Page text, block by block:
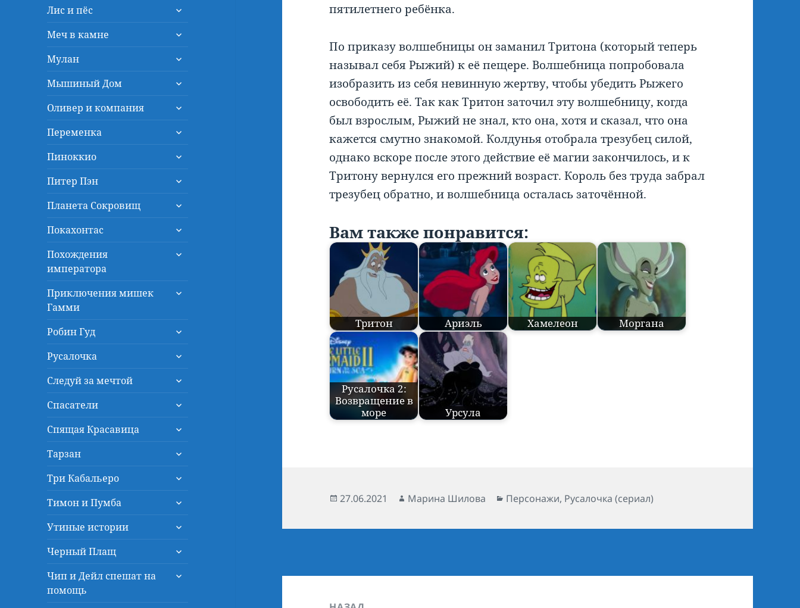
меню
Лис и пёс
раскрыть
меню
Меч в камне
раскрыть
меню
Мулан
раскрыть
меню
Мышиный Дом
раскрыть
меню
Оливер и компания
раскрыть
меню
Переменка
раскрыть
меню
Пиноккио
раскрыть
меню
Питер Пэн
раскрыть
меню
Планета Сокровищ
раскрыть
меню
Покахонтас
раскрыть
меню
Похождения
императора
раскрыть
Приключения мишек
Гамми
раскрыть
Робин Гуд
раскрыть
меню
Русалочка
раскрыть
меню
Следуй за мечтой
раскрыть
меню
Спасатели
раскрыть
меню
Спящая Красавица
раскрыть
меню
Тарзан
раскрыть
меню
Три Кабальеро
раскрыть
меню
Тимон и Пумба
раскрыть
меню
Утиные истории
раскрыть
меню
Черный Плащ
раскрыть
меню
Чип и Дейл спешат на
помощь
раскрыть
пятилетнего ребёнка.
По приказу волшебницы он заманил Тритона (который теперь
называл себя Рыжий) к её пещере. Волшебница попробовала
изобразить из себя невинную жертву, чтобы убедить Рыжего
освободить её. Так как Тритон заточил эту волшебницу, когда
был взрослым, Рыжий не знал, кто она, хотя и сказал, что она
кажется смутно знакомой. Колдунья отобрала трезубец силой,
однако вскоре после этого действие её магии закончилось, и к
Тритону вернулся его прежний возраст. Король без труда забрал
трезубец обратно, и волшебница осталась заточённой.
Вам также понравится:
Тритон Ариэль Хамелеон Моргана
Русалочка 2:
Возвращение в
море
Урсула
Опубликовано
27.06.2021 Автор
Марина Шилова Рубрики
Персонажи, Русалочка (сериал)